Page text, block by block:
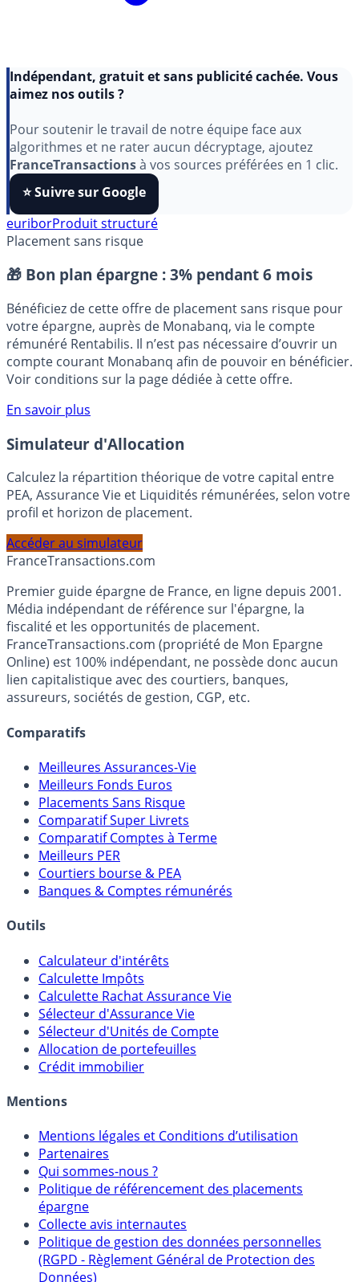
Indépendant, gratuit et sans publicité cachée. Vous
Pour soutenir le travail de notre équipe face aux
algorithmes et ne rater aucun décryptage, ajoutez
FranceTransactionsà vos sources préférées en 1 clic.
⭐️ Suivre sur Google
euriborProduit structuré
Placement sans risque
🎁 Bon plan épargne : 3% pendant 6 mois
Bénéficiez de cette offre de placement sans risque pour
votre épargne, auprès de Monabanq, via le compte
rémunéré Rentabilis. Il n’est pas nécessaire d’ouvrir un
compte courant Monabanq afin de pouvoir en bénéficier.
Voir conditions sur la page dédiée à cette offre.
En savoir plus
Simulateur d'Allocation
Calculez la répartition théorique de votre capital entre
PEA, Assurance Vie et Liquidités rémunérées, selon votre
profil et horizon de placement.
Accéder au simulateur
FranceTransactions.com
Premier guide épargne de France, en ligne depuis 2001.
Média indépendant de référence sur l'épargne, la
fiscalité et les opportunités de placement.
FranceTransactions.com (propriété de Mon Epargne
Online) est 100% indépendant, ne possède donc aucun
lien capitalistique avec des courtiers, banques,
Meilleures Assurances-Vie
Meilleurs Fonds Euros
Placements Sans Risque
Comparatif Super Livrets
Comparatif Comptes à Terme
Meilleurs PER
Courtiers bourse & PEA
Calculateur d'intérêts
Calculette Impôts
Calculette Rachat Assurance Vie
Sélecteur d'Assurance Vie
Sélecteur d'Unités de Compte
Allocation de portefeuilles
Mentions légales et Conditions d’utilisation
Partenaires
Qui sommes-nous ?
Politique de référencement des placements
épargne
Collecte avis internautes
Politique de gestion des données personnelles